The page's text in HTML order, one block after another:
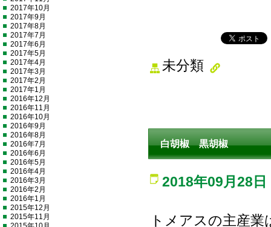
未分類
白胡椒 黒胡椒
2018年09月28日
トメアスの主産
2017年10月
2017年9月
2017年8月
2017年7月
2017年6月
2017年5月
2017年4月
2017年3月
2017年2月
2017年1月
2016年12月
2016年11月
2016年10月
2016年9月
2016年8月
2016年7月
2016年6月
2016年5月
2016年4月
2016年3月
2016年2月
2016年1月
2015年12月
2015年11月